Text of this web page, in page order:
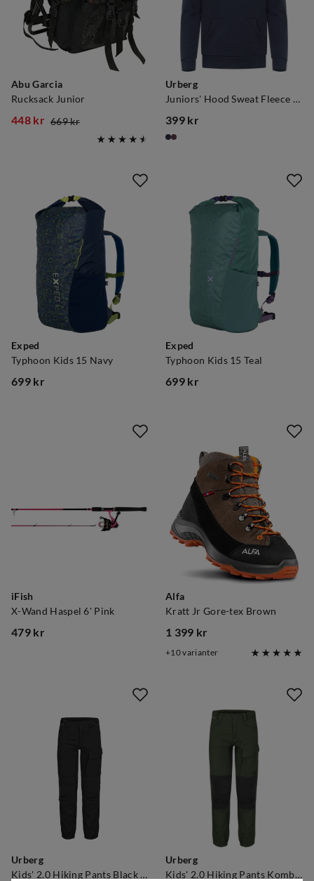
Abu Garcia
Rucksack Junior
448 kr 669 kr
Urberg
Juniors' Hood Sweat Fleece Blue Nights
price
399 kr
Exped
Typhoon Kids 15 Navy
699 kr
Exped
Typhoon Kids 15 Teal
699 kr
iFish
X-Wand Haspel 6' Pink
479 kr
Alfa
Kratt Jr Gore-tex Brown
price
1 399 kr
10varianter
Urberg
Kids' 2.0 Hiking Pants Black Beauty
Urberg
Kids' 2.0 Hiking Pants Kombu Green